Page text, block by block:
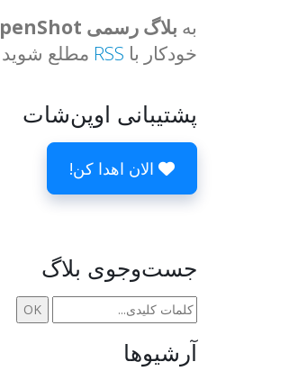
به بلاگ رسمی OpenShot
خودکار با RSS مطلع شوید
پشتیبانی اوپن‌شات
الان اهدا کن!
جست‌وجوی بلاگ
آرشیوها